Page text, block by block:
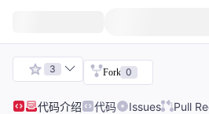
3 Fork 0
代码介绍 代码 Issues Pull